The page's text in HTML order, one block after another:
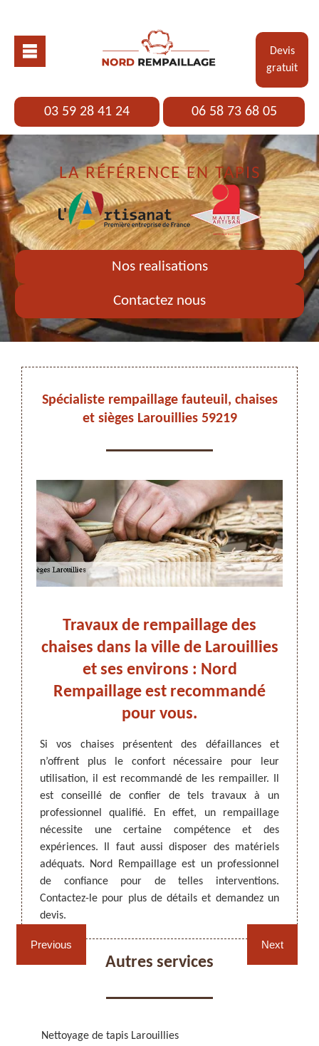
Devis
gratuit
03 59 28 41 24 06 58 73 68 05
LA RÉFÉRENCE EN TAPIS
Nos realisations
Contactez nous
ARTISAN DEZITTER
CANNAGE - RECOLLAGE, 59 NORD
Rempaillage fauteuil,
chaises et sièges 59
Cannage fauteuil, chaises
Spécialiste rempaillage fauteuil, chaises
et sièges Larouillies 59219
Previous
des
a la
Il a
de
Il
bien
à
Travaux de rempaillage des
chaises dans la ville de Larouillies
et ses environs : Nord
Rempaillage est recommandé
pour vous.
Si vos chaises présentent des défaillances et
n’offrent plus le confort nécessaire pour leur
utilisation, il est recommandé de les rempailler. Il
est conseillé de confier de tels travaux à un
professionnel qualifié. En effet, un rempaillage
nécessite une certaine compétence et des
expériences. Il faut aussi disposer des matériels
adéquats. Nord Rempaillage est un professionnel
de confiance pour de telles interventions.
Contactez-le pour plus de détails et demandez un
devis.
Avec
qu’il
de
une
Next
Autres services
Nettoyage de tapis Larouillies